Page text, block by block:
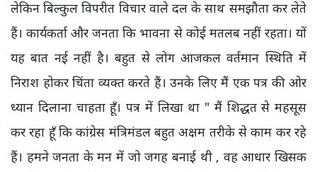
लेकिन बिल्कुल विपरीत विचार वाले दल के साथ समझौता कर लेते
हैं। कार्यकर्ता और जनता कि भावना से कोई मतलब नहीं रहता। यों
यह बात नई नहीं है। बहुत से लोग आजकल वर्तमान स्थिति में
निराश होकर चिंता व्यक्त करते हैं। उनके लिए मैं एक पत्र की ओर
ध्यान दिलाना चाहता हूँ। पत्र में लिखा था " मैं शिद्धत से महसूस
कर रहा हूँ कि कांग्रेस मंत्रिमंडल बहुत अक्षम तरीके से काम कर रहे
हैं। हमने जनता के मन में जो जगह बनाई थी , वह आधार खिसक